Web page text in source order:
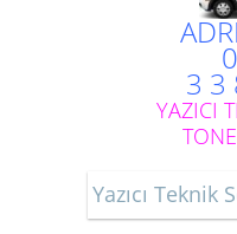
3 3
YAZICI
Yazıcı Teknik